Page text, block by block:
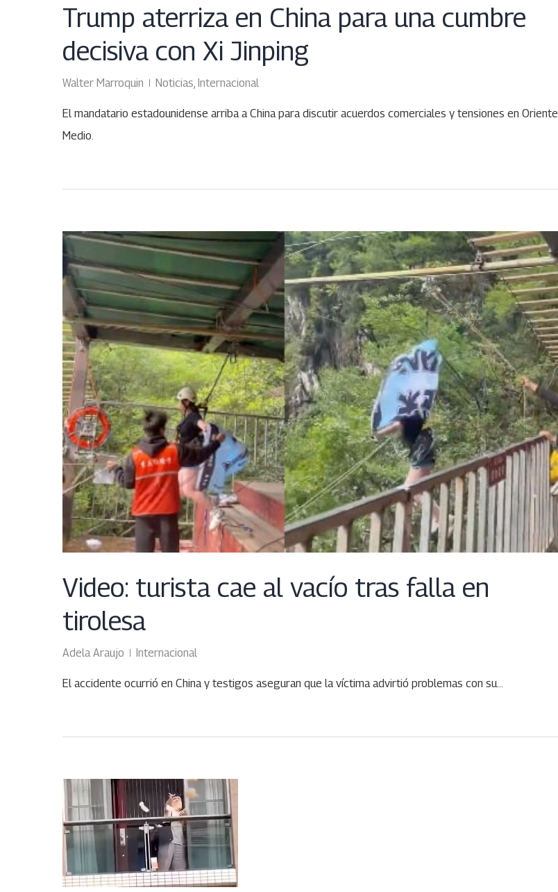
Trump aterriza en China para una cumbre
decisiva con Xi Jinping
Walter Marroquin Noticias, Internacional
El mandatario estadounidense arriba a China para discutir acuerdos comerciales y tensiones en Oriente
Medio.
MAY
06
Video: turista cae al vacío tras falla en
tirolesa
Adela Araujo Internacional
El accidente ocurrió en China y testigos aseguran que la víctima advirtió problemas con su…
ABR
17